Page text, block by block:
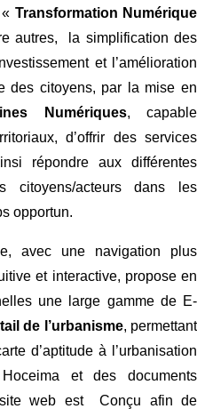
Transformation Numérique
autres, la simplification des
et l’amélioration
des citoyens, par la mise en
Numériques, capable
d’offrir des services
répondre aux différentes
citoyens/acteurs dans les
opportun.
avec une navigation plus
et interactive, propose en
une large gamme de E-
de l’urbanisme, permettant
d’aptitude à l’urbanisation
et des documents
site web est Conçu afin de